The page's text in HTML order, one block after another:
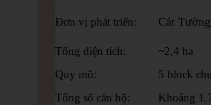
Đơn vị phát triển: Cát
Tổng diện tích:
~2,4 ha
Quy mô:
5 block
Tổng số căn hộ:
Khoảng